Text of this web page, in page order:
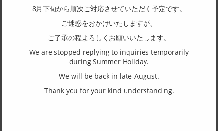
リム形状
主要素材(フロント)
アセテート
8月下旬から順次ご対応させていただく予定です。
ご迷惑をおかけいたしますが、
ご了承の程よろしくお願いいたします。
We are stopped replying to inquiries temporarily
during Summer Holiday.
We will be back in late-August.
Thank you for your kind understanding.